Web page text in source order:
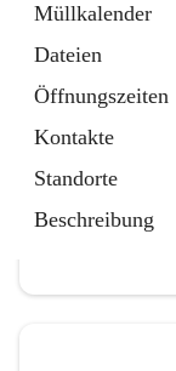
Müllkalender
Dateien
Öffnungszeiten
Kontakte
Standorte
Beschreibung